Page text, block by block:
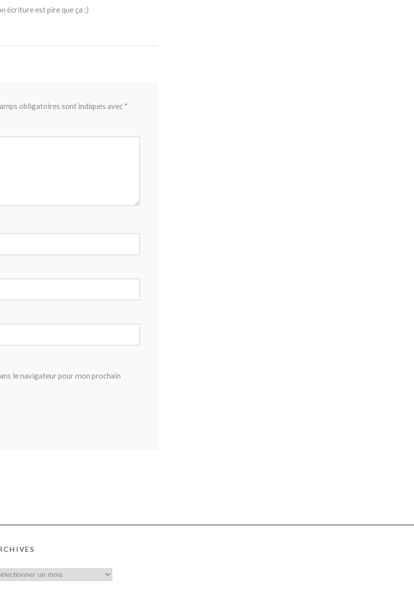
écriture est pire que ça ;)
obligatoires sont indiqués avec *
le navigateur pour mon prochain